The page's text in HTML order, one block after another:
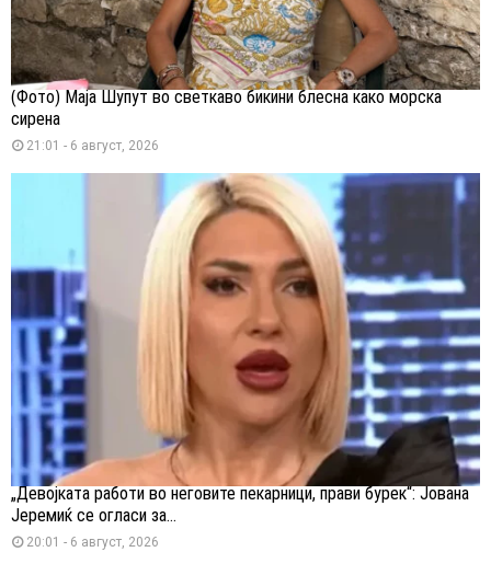
(Фото) Маја Шупут во светкаво бикини блесна како морска
сирена
21:01 - 6 август, 2026
„Девојката работи во неговите пекарници, прави бурек“: Јована
Јеремиќ се огласи за...
20:01 - 6 август, 2026